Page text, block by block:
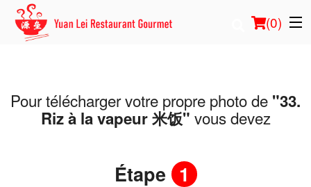
(0)
Commander en ligne
Pour télécharger votre propre photo de "33.
Riz à la vapeur 米饭" vous devez
Étape 1